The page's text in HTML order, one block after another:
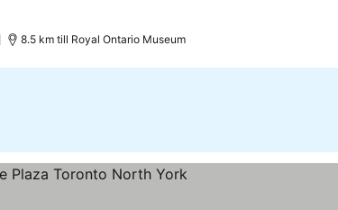
8.5 km till Royal Ontario Museum